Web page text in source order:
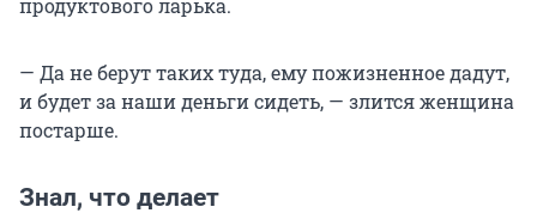
— Да не берут таких туда, ему пожизненное дадут,
и будет за наши деньги сидеть, — злится женщина
постарше.
Знал, что делает